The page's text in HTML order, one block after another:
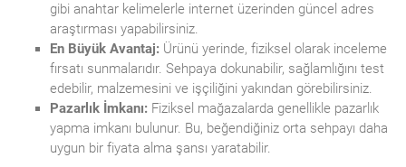
gibi anahtar kelimelerle internet üzerinden güncel adres
araştırması yapabilirsiniz.
En Büyük Avantaj: Ürünü yerinde, fiziksel olarak inceleme
fırsatı sunmalarıdır. Sehpaya dokunabilir, sağlamlığını test
edebilir, malzemesini ve işçiliğini yakından görebilirsiniz.
Pazarlık İmkanı: Fiziksel mağazalarda genellikle pazarlık
yapma imkanı bulunur. Bu, beğendiğiniz orta sehpayı daha
uygun bir fiyata alma şansı yaratabilir.